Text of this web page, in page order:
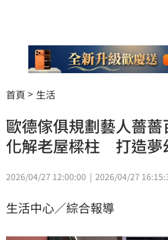
首頁 生活
歐德傢俱規劃藝人薔
化解老屋樑柱 打造夢
2026/04/27 12:00:00 2026/04/27
生活中心／綜合報導